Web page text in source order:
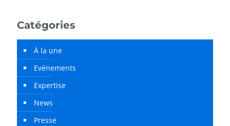
Catégories
À la une
Evénements
Expertise
News
Presse